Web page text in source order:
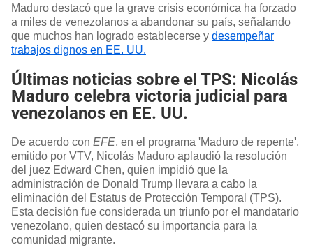
Maduro destacó que la grave crisis económica ha forzado
a miles de venezolanos a abandonar su país, señalando
que muchos han logrado establecerse y desempeñar
trabajos dignos en EE. UU.
Últimas noticias sobre el TPS: Nicolás
Maduro celebra victoria judicial para
venezolanos en EE. UU.
De acuerdo con EFE, en el programa 'Maduro de repente',
emitido por VTV, Nicolás Maduro aplaudió la resolución
del juez Edward Chen, quien impidió que la
administración de Donald Trump llevara a cabo la
eliminación del Estatus de Protección Temporal (TPS).
Esta decisión fue considerada un triunfo por el mandatario
venezolano, quien destacó su importancia para la
comunidad migrante.